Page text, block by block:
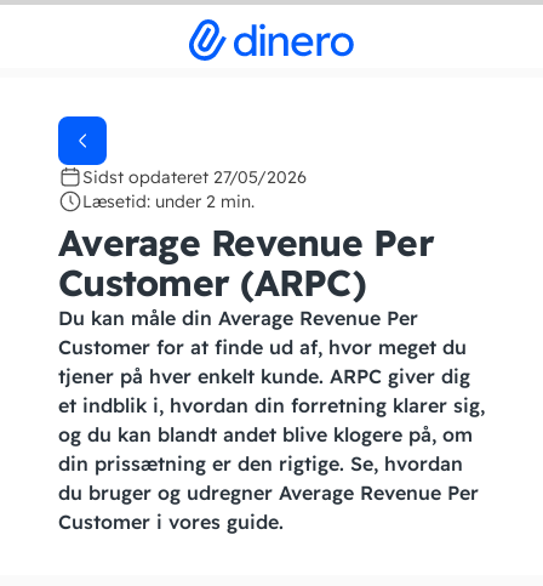
Sidst opdateret 27/05/2026
Læsetid: under 2 min.
Average Revenue Per
Customer (ARPC)
Du kan måle din Average Revenue Per
Customer for at finde ud af, hvor meget du
tjener på hver enkelt kunde. ARPC giver dig
et indblik i, hvordan din forretning klarer sig,
og du kan blandt andet blive klogere på, om
din prissætning er den rigtige. Se, hvordan
du bruger og udregner Average Revenue Per
Customer i vores guide.